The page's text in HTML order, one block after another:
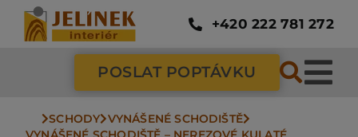
Přeskočit
obsah
+420 222 781 272
POSLAT POPTÁVKU
SCHODY VYNÁŠENÉ SCHODIŠTĚ